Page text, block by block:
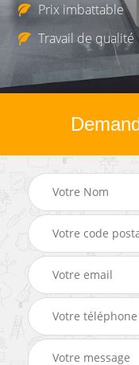
Prix imbattable
Travail de qualité